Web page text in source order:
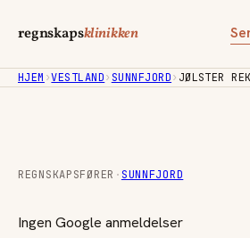
regnskapsklinikken
HJEM ›VESTLAND› SUNNFJORD› JØLSTER
REGNSKAPSFØRER · SUNNFJORD
Ingen Google anmeldelser